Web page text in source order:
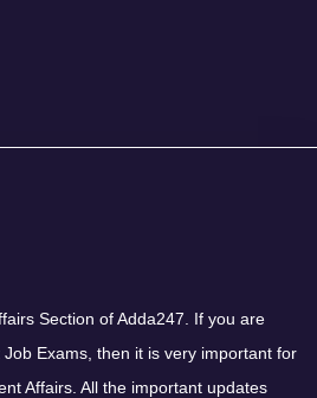
Section of Adda247. If you are
Exams, then it is very important for
Affairs. All the important updates